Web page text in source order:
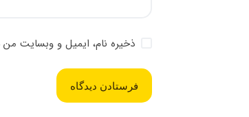
ذخیره نام، ایمیل و وبسایت
فرستادن دیدگاه